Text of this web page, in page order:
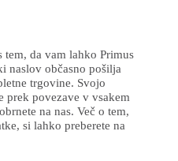
tem, da vam lahko Primus
naslov občasno pošilja
trgovine. Svojo
povezave v vsakem
na nas. Več o tem,
si lahko preberete na